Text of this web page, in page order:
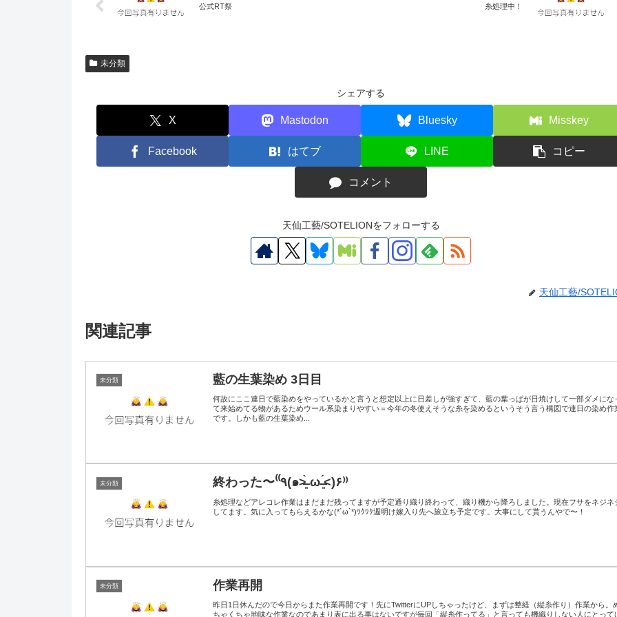
公式RT祭 糸処理中！
未分類
シェアする
X Mastodon Bluesky Misskey
Facebook はてブ LINE コピー
コメント
天仙工藝/SOTELIONをフォローする
天仙工藝/
関連記事
未分類 藍の生葉染め 3日目
何故にここ連日で藍染めをやっているかと言うと想定以上に日差しが強すぎて、藍の葉っぱが日焼けして一部ダメにな
て来始めてる物があるためウール系染まりやすい＝今年の冬使えそうな糸を染めるというそう言う構図で連日の染め作
です。しかも藍の生葉染め...
未分類 終わった〜‎⁽⁽٩(๑˃̶͈̀ ω ˂̶͈́)۶⁾⁾
糸処理などアレコレ作業はまだまだ残ってますが予定通り織り終わって、織り機から降ろしました。現在フサをネジネ
してます。気に入ってもらえるかな(*´ω`*)ﾜｸﾜｸ週明け嫁入り先へ旅立ち予定です。大事にして貰うんやで〜！
未分類 作業再開
昨日1日休んだので今日からまた作業再開です！先にTwitterにUPしちゃったけど、まずは整経（縦糸作り）作業から。
ちゃくちゃ地味な作業なのであまり表に出る事はないですが毎回「縦糸作ってる」と言っても機織りしない人にとって